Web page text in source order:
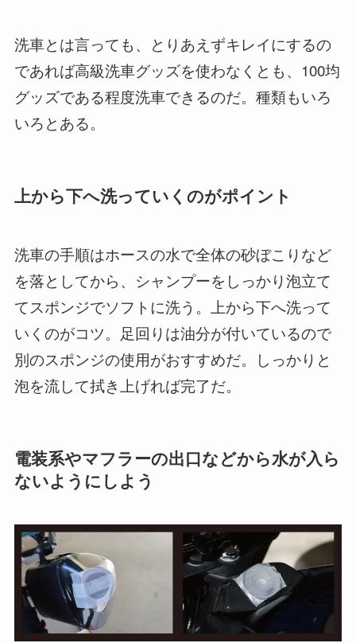
洗車とは言っても、とりあえずキレイにするの
であれば高級洗車グッズを使わなくとも、100均
グッズである程度洗車できるのだ。種類もいろ
いろとある。
上から下へ洗っていくのがポイント
洗車の手順はホースの水で全体の砂ぼこりなど
を落としてから、シャンプーをしっかり泡立て
てスポンジでソフトに洗う。上から下へ洗って
いくのがコツ。足回りは油分が付いているので
別のスポンジの使用がおすすめだ。しっかりと
泡を流して拭き上げれば完了だ。
電装系やマフラーの出口などから水が入ら
ないようにしよう